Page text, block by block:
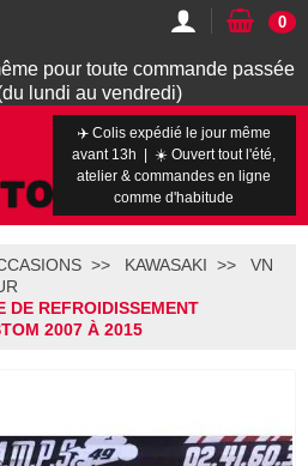
pour toute commande passée
lundi au vendredi)
0
✈️ Colis expédié le jour même
avant 13h | ☀️ Ouvert tout l'été,
atelier & commandes en ligne
comme d'habitude
KAWASAKI
VN
DE REFROIDISSEMENT
2007 À 2015